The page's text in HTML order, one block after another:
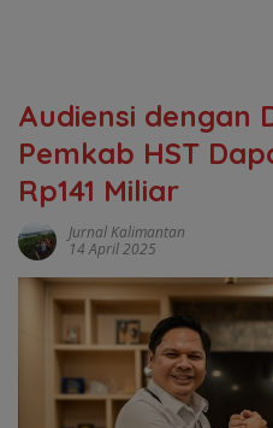
Audiensi dengan
Pemkab HST
Rp141 Miliar
Jurnal Kalimantan
14 April 2025